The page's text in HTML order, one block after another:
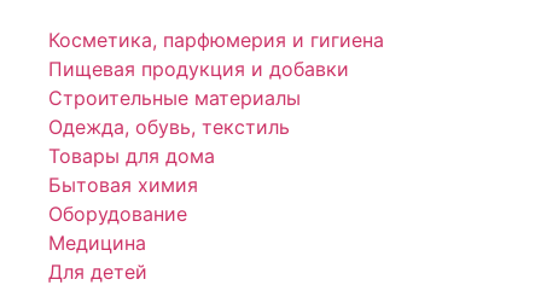
Косметика, парфюмерия и гигиена
Пищевая продукция и добавки
Строительные материалы
Одежда, обувь, текстиль
Товары для дома
Бытовая химия
Оборудование
Медицина
Для детей